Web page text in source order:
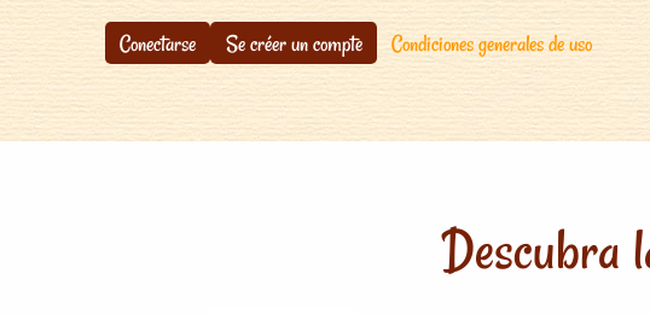
navegación
Conectarse Se créer un compte Condiciones generales de uso
Descubra